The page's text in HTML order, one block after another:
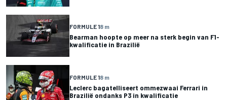
FORMULE 18 m
Bearman hoopte op meer na sterk begin van F1-
kwalificatie in Brazilië
FORMULE 18 m
Leclerc bagatelliseert ommezwaai Ferrari in
Brazilië ondanks P3 in kwalificatie